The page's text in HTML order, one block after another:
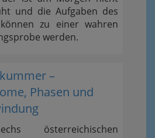
und die Aufgaben des
zu einer wahren
werden.
–
Phasen und
österreichischen